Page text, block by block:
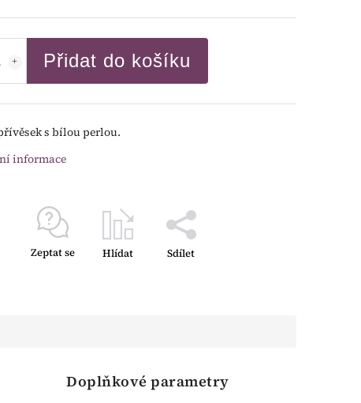
Přidat do košíku
s bílou perlou.
informace
Zeptat se Hlídat Sdílet
Doplňkové parametry